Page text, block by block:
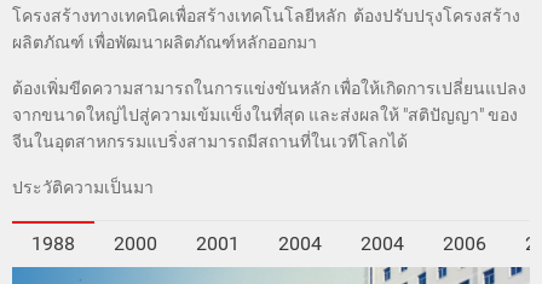
คู่มือการเลือก
โครงสร้างทางเทคนิคเพื่อสร้างเทคโนโลยีหลัก ต้องปรับปรุงโครงสร้าง
ผลิตภัณฑ์ เพื่อพัฒนาผลิตภัณฑ์หลักออกมา
ต้องเพิ่มขีดความสามารถในการแข่งขันหลัก เพื่อให้เกิดการเปลี่ยนแปลง
จากขนาดใหญ่ไปสู่ความเข้มแข็งในที่สุด และส่งผลให้ "สติปัญญา" ของ
จีนในอุตสาหกรรมแบริ่งสามารถมีสถานที่ในเวทีโลกได้
ประวัติความเป็นมา
1988 2000 2001 2004 2004 2006